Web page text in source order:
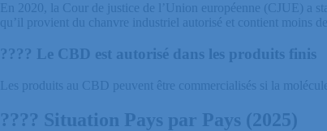
En 2020, la Cour de justice de l’Union européenne (CJUE) a
qu’il provient du chanvre industriel autorisé et contient moins
???? Le CBD est autorisé dans les produits finis
Les produits au CBD peuvent être commercialisés si la
???? Situation Pays par Pays (2025)